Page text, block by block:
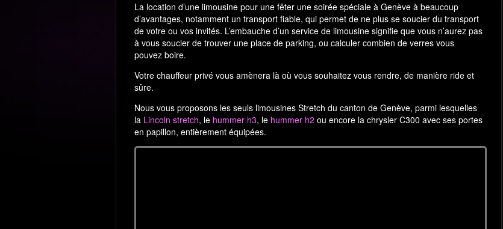
La location d’une limousine pour une fêter une soirée spéciale à Genève à beaucoup
d’avantages, notamment un transport fiable, qui permet de ne plus se soucier du transport
de votre ou vos invités. L’embauche d’un service de limousine signifie que vous n’aurez pas
à vous soucier de trouver une place de parking, ou calculer combien de verres vous
pouvez boire.
Votre chauffeur privé vous amènera là où vous souhaitez vous rendre, de manière ride et
sûre.
Nous vous proposons les seuls limousines Stretch du canton de Genève, parmi lesquelles
la Lincoln stretch, le hummer h3, le hummer h2 ou encore la chrysler C300 avec ses portes
en papillon, entièrement équipées.